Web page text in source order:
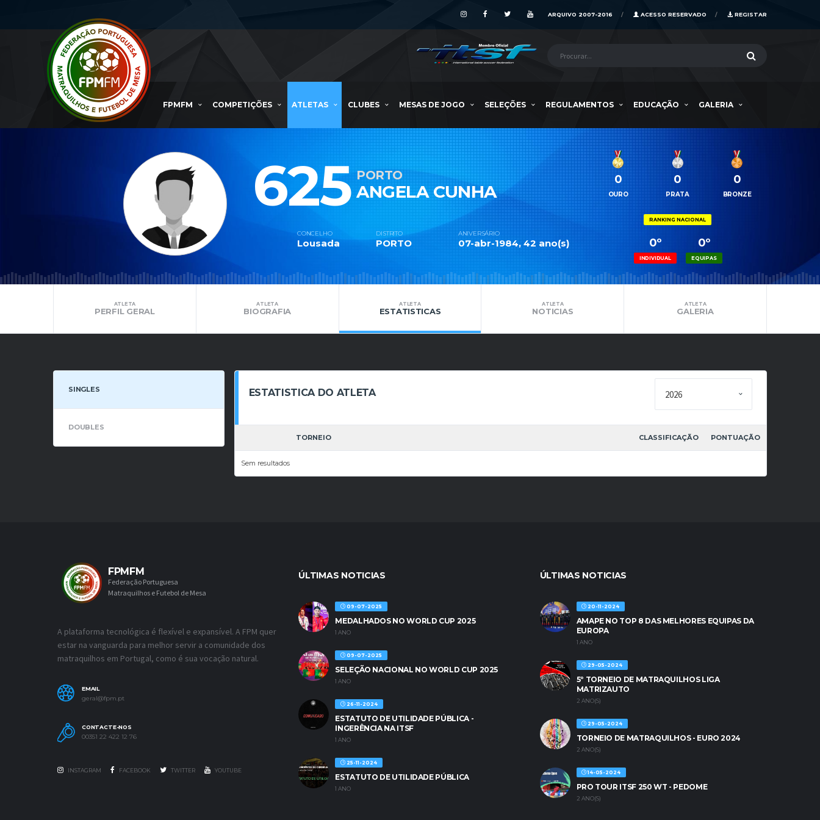
REGISTAR
ACESSO RESERVADO
ARQUIVO 2007-2016
FPMFM COMPETIÇÕES ATLETAS CLUBES MESAS DE JOGO SELEÇÕES REGULAMENTOS EDUCAÇÃO GALERIA
625 PORTO
ANGELA CUNHA
CONCELHO
Lousada
DISTRITO
PORTO
ANIVERSÁRIO
07-abr-1984, 42 ano(s)
0
OURO
0
PRATA
0
BRONZE
RANKING NACIONAL
0º
EQUIPAS
0º
INDIVIDUAL
ATLETA
PERFIL GERAL
ATLETA
BIOGRAFIA
ATLETA
ESTATISTICAS
ATLETA
NOTICIAS
ATLETA
GALERIA
SINGLES
DOUBLES
ESTATISTICA DO ATLETA
TORNEIO CLASSIFICAÇÃO PONTUAÇÃO
Sem resultados
FPMFM
Federação Portuguesa
Matraquilhos e Futebol de Mesa
A plataforma tecnológica é flexível e expansível. A FPM quer
estar na vanguarda para melhor servir a comunidade dos
matraquilhos em Portugal, como é sua vocação natural.
EMAIL
geral@fpm.pt
CONTACTE-NOS
00351 22 422 12 76
INSTAGRAM FACEBOOK TWITTER YOUTUBE
ÚLTIMAS NOTICIAS
09-07-2025
MEDALHADOS NO WORLD CUP 2025
1 ANO
09-07-2025
SELEÇÃO NACIONAL NO WORLD CUP 2025
1 ANO
26-11-2024
ESTATUTO DE UTILIDADE PÚBLICA -
INGERÊNCIA NA ITSF
1 ANO
25-11-2024
ESTATUTO DE UTILIDADE PÚBLICA
1 ANO
ÚLTIMAS NOTICIAS
20-11-2024
AMAPE NO TOP 8 DAS MELHORES EQUIPAS DA
EUROPA
1 ANO
29-05-2024
5º TORNEIO DE MATRAQUILHOS LIGA
MATRIZAUTO
2 ANO(S)
29-05-2024
TORNEIO DE MATRAQUILHOS - EURO 2024
2 ANO(S)
14-05-2024
PRO TOUR ITSF 250 WT - PEDOME
2 ANO(S)